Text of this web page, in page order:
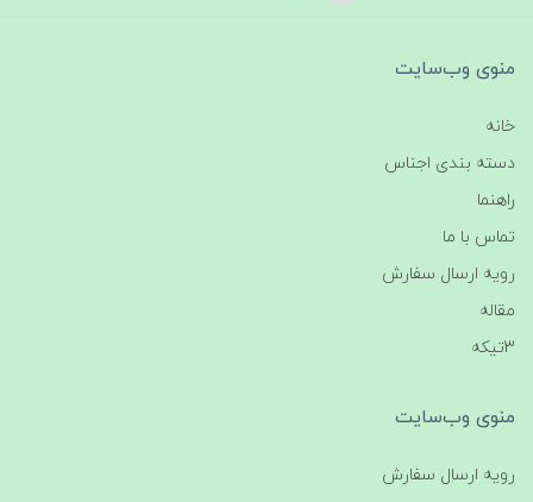
منوی وب‌سایت
خانه
دسته بندی اجناس
راهنما
تماس با ما
رویه ارسال سفارش
مقاله
3تیکه
منوی وب‌سایت
رویه ارسال سفارش